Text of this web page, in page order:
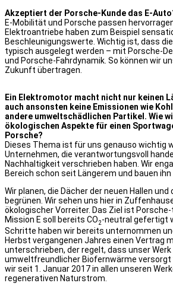
Akzeptiert der Porsche-Kunde das E-
E-Mobilität und Porsche passen
Elektroantriebe haben zum Beispiel
Beschleunigungswerte. Wichtig ist, dass
typisch ausgelegt werden – mit Porsche-
und Porsche-Fahrdynamik. So können wir
Zukunft übertragen.
Ein Elektromotor macht nicht nur keinen
auch ansonsten keine Emissionen wie
andere umweltschädlichen Partikel. Wie
ökologischen Aspekte für einen
Porsche?
Dieses Thema ist für uns genauso wichtig
Unternehmen, die verantwortungsvoll
Nachhaltigkeit verschrieben haben. Wir
Bereich schon seit Längerem und bauen
Wir planen, die Dächer der neuen Hallen und
begrünen. Wir sehen uns hier in
ökologischer Vorreiter. Das Ziel ist
Mission E soll bereits CO2-neutral gefertigt
Schritte haben wir bereits unternommen
Herbst vergangenen Jahres einen Vertrag
unterschrieben, der regelt, dass unser
umweltfreundlicher Biofernwärme versorgt
wir seit 1. Januar 2017 in allen unseren
regenerativen Naturstrom.